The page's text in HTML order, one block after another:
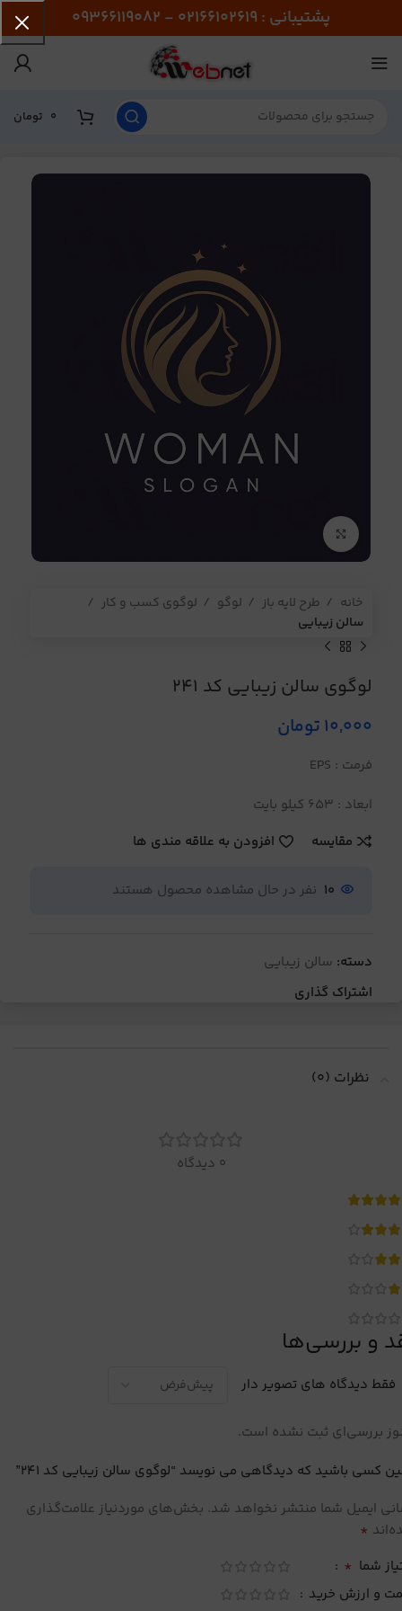
پشتیبانی : 02166102619 - 09366119082
0 تومان
خانه طرح لایه باز لوگو
لوگوی کسب و کار
سالن زیبایی
لوگوی سالن زیبایی کد 241
10,000تومان
فرمت : EPS
ابعاد : 653 کیلو بایت
مقایسه
افزودن به علاقه مندی ها
10 نفر در حال مشاهده محصول هستند
دسته: سالن زیبایی
اشتراک گذاری
نظرات (0)
0 دیدگاه
و بررسی‌ها
فقط دیدگاه های تصویر دار
بررسی‌ای ثبت نشده است.
کسی باشید که دیدگاهی می نویسد “لوگوی سالن زیبایی کد 241”
ایمیل شما منتشر نخواهد شد. بخش‌های موردنیاز علامت‌گذاری
*
شما *
و ارزش خرید